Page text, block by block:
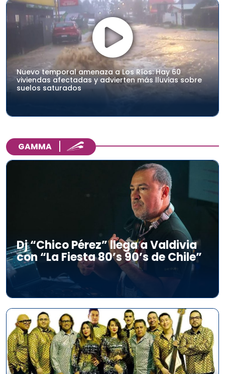
Nuevo temporal amenaza a Los Ríos: Hay 60
viviendas afectadas y advierten más lluvias sobre
suelos saturados
GAMMA
Dj “Chico Pérez” llega a Valdivia
con “La Fiesta 80’s 90’s de Chile”